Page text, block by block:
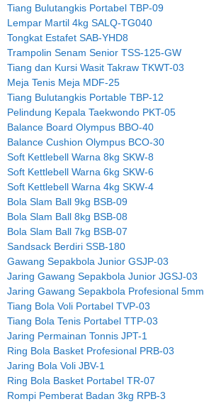
Tiang Bulutangkis Portabel TBP-09
Lempar Martil 4kg SALQ-TG040
Tongkat Estafet SAB-YHD8
Trampolin Senam Senior TSS-125-GW
Tiang dan Kursi Wasit Takraw TKWT-03
Meja Tenis Meja MDF-25
Tiang Bulutangkis Portable TBP-12
Pelindung Kepala Taekwondo PKT-05
Balance Board Olympus BBO-40
Balance Cushion Olympus BCO-30
Soft Kettlebell Warna 8kg SKW-8
Soft Kettlebell Warna 6kg SKW-6
Soft Kettlebell Warna 4kg SKW-4
Bola Slam Ball 9kg BSB-09
Bola Slam Ball 8kg BSB-08
Bola Slam Ball 7kg BSB-07
Sandsack Berdiri SSB-180
Gawang Sepakbola Junior GSJP-03
Jaring Gawang Sepakbola Junior JGSJ-03
Jaring Gawang Sepakbola Profesional 5mm
Tiang Bola Voli Portabel TVP-03
Tiang Bola Tenis Portabel TTP-03
Jaring Permainan Tonnis JPT-1
Ring Bola Basket Profesional PRB-03
Jaring Bola Voli JBV-1
Ring Bola Basket Portabel TR-07
Rompi Pemberat Badan 3kg RPB-3